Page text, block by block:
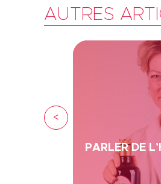
AUTRES
PARLER DE
<